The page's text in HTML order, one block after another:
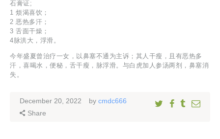
石膏证;
1 烦渴喜饮；
2 恶热多汗；
3 舌面干燥；
4脉洪大，浮滑。
今年盛夏曾治疗一女，以鼻塞不通为主诉；其人干瘦，且有恶热多
汗，喜喝水，便秘，舌干瘦，脉浮滑。与白虎加人参汤两剂，鼻塞消
失。
December 20, 2022 by cmdc666
Share